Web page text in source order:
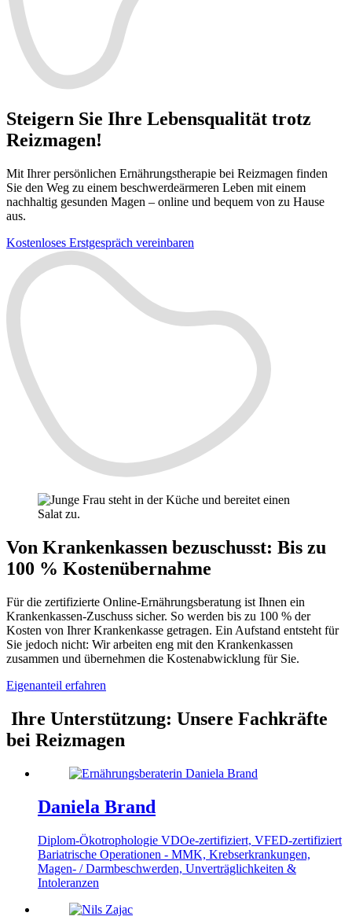
Steigern Sie Ihre Lebensqualität trotz
Reizmagen!
Mit Ihrer persönlichen Ernährungstherapie bei Reizmagen finden
Sie den Weg zu einem beschwerdeärmeren Leben mit einem
nachhaltig gesunden Magen – online und bequem von zu Hause
aus.
Kostenloses Erstgespräch vereinbaren
Von Krankenkassen bezuschusst: Bis zu
100 % Kostenübernahme
Für die zertifizierte Online-Ernährungsberatung ist Ihnen ein
Krankenkassen-Zuschuss sicher. So werden bis zu 100 % der
Kosten von Ihrer Krankenkasse getragen. Ein Aufstand entsteht für
Sie jedoch nicht: Wir arbeiten eng mit den Krankenkassen
zusammen und übernehmen die Kostenabwicklung für Sie.
Eigenanteil erfahren
Ihre Unterstützung: Unsere Fachkräfte
bei Reizmagen
Daniela Brand
Diplom-Ökotrophologie VDOe-zertifiziert, VFED-zertifiziert
Bariatrische Operationen - MMK, Krebserkrankungen,
Magen- / Darmbeschwerden, Unverträglichkeiten &
Intoleranzen